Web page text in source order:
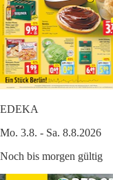
EDEKA
Mo. 3.8. - Sa. 8.8.2026
Noch bis morgen gültig